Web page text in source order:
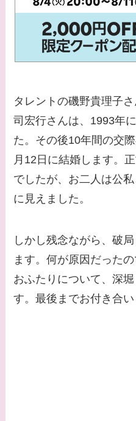
タレントの磯野貴理子
司宏行さんは、1993年
た。その後10年間の交
月12日に結婚します。
でしたが、お二人は公
に見えました。
しかし残念ながら、破
ます。何が原因だった
おふたりについて、深
す。最後までお付き合い